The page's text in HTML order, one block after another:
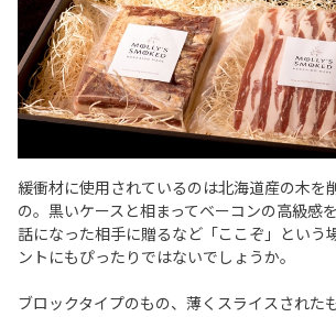
緩衝材に使用されているのは北海道産の木を
の。黒いケースと相まってベーコンの高級感
話になった相手に贈るなど「ここぞ」という
ントにもぴったりではないでしょうか。
ブロックタイプのもの、薄くスライスされた